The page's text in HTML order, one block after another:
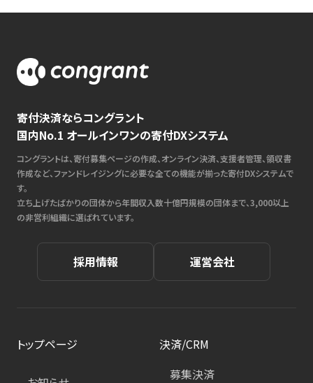
寄付決済ならコングラント
国内No.1 オールインワンの寄付DXシステム
コングラントは、寄付募集ページの作成、オンライン決済、支援者管理、領収書
作成など、ファンドレイジングに必要な全ての機能が揃った寄付DXシステムで
す。
立ち上げたばかりの団体から年間収入数十億円規模の団体まで、3,000以上
の非営利組織に選ばれています。
採用情報 運営会社
トップページ
決済/CRM
募集決済